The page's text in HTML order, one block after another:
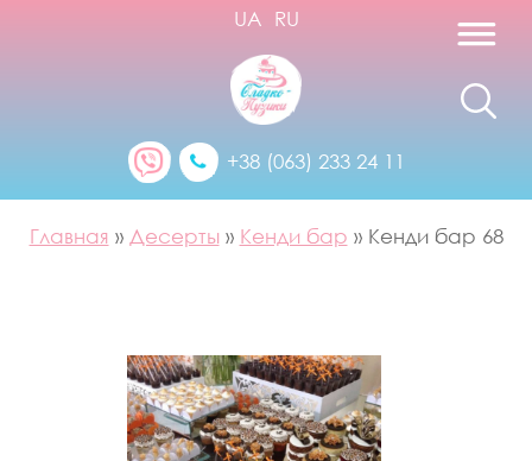
+38 (063) 233 24 11
UA RU
Главная » Десерты » Кенди бар » Кенди бар 68